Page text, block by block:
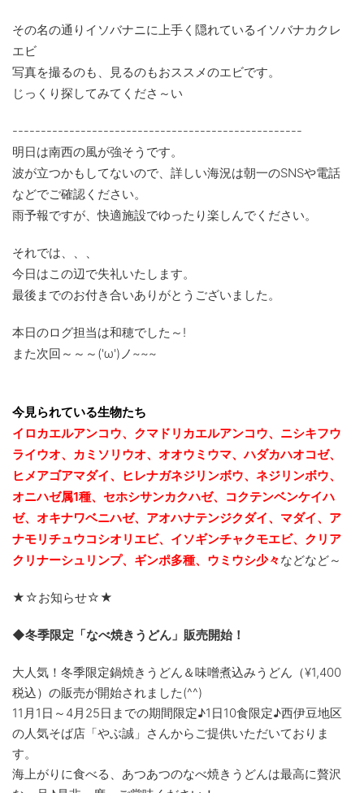
その名の通りイソバナニに上手く隠れているイソバナカクレ
エビ
写真を撮るのも、見るのもおススメのエビです。
じっくり探してみてくださ～い
---------------------------------------------------
明日は南西の風が強そうです。
波が立つかもしてないので、詳しい海況は朝一のSNSや電話
などでご確認ください。
雨予報ですが、快適施設でゆったり楽しんでください。
それでは、、、
今日はこの辺で失礼いたします。
最後までのお付き合いありがとうございました。
本日のログ担当は和穂でした～!
また次回～～～('ω')ノ~~~
今見られている生物たち
イロカエルアンコウ、クマドリカエルアンコウ、ニシキフウ
ライウオ、カミソリウオ、オオウミウマ、ハダカハオコゼ、
ヒメアゴアマダイ、ヒレナガネジリンボウ、ネジリンボウ、
オニハゼ属1種、セホシサンカクハゼ、コクテンベンケイハ
ゼ、オキナワベニハゼ、 アオハナテンジクダイ、マダイ、ア
ナモリチュウコシオリエビ、 イソギンチャクモエビ、クリア
クリナーシュリンプ、ギンポ多種、 ウミウシ少々などなど～
★☆お知らせ☆★
◆冬季限定「なべ焼きうどん」販売開始！
大人気！冬季限定鍋焼きうどん＆味噌煮込みうどん（¥1,400
税込）の販売が開始されました(^^)
11月1日～4月25日までの期間限定♪1日10食限定♪西伊豆地区
の人気そば店「やぶ誠」さんからご提供いただいておりま
す。
海上がりに食べる、あつあつのなべ焼きうどんは最高に贅沢